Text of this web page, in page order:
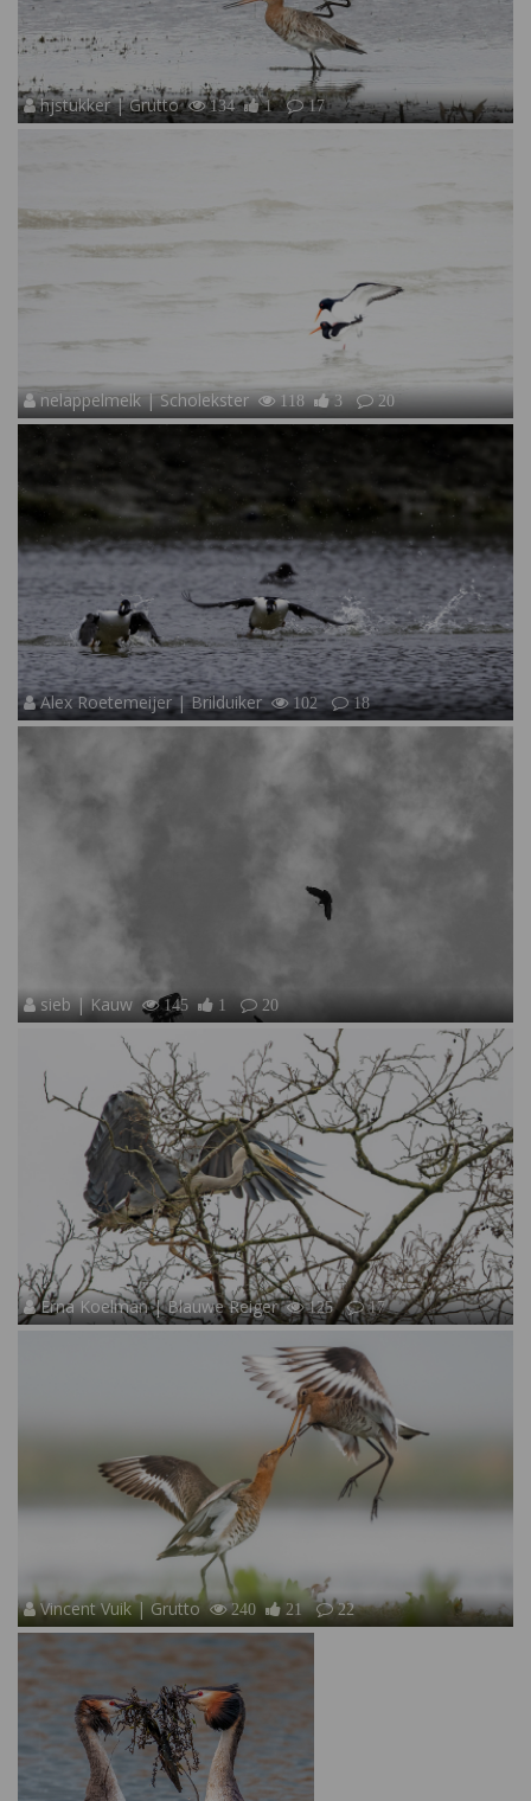
hjstukker | Grutto 134 1 17
nelappelmelk | Scholekster 118 3 20
Alex Roetemeijer | Brilduiker 102 18
sieb | Kauw 145 1 20
Erna Koelman | Blauwe Reiger 125 17
Vincent Vuik | Grutto 240 21 22